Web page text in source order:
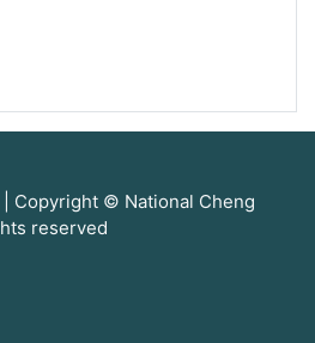
| Copyright © National Cheng
reserved